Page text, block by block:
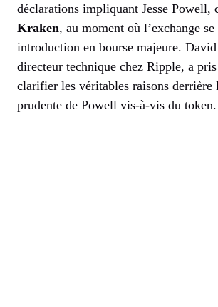
déclarations impliquant Jesse Powell,
Kraken, au moment où l’exchange
introduction en bourse majeure.
directeur technique chez Ripple, a
clarifier les véritables raisons derrière
prudente de Powell vis-à-vis du token.